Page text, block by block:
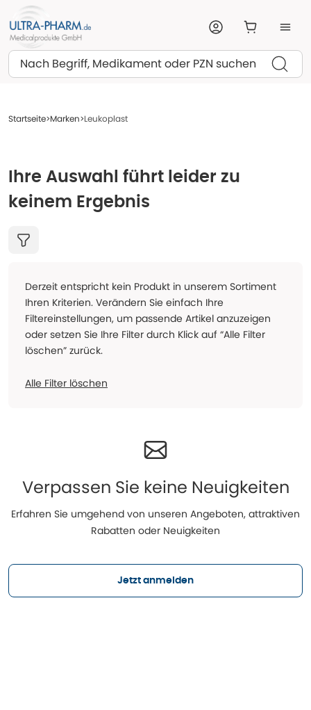
Suchen
Startseite Marken Leukoplast
Ihre Auswahl führt leider zu
keinem Ergebnis
Derzeit entspricht kein Produkt in unserem Sortiment
Ihren Kriterien. Verändern Sie einfach Ihre
Filtereinstellungen, um passende Artikel anzuzeigen
oder setzen Sie Ihre Filter durch Klick auf “Alle Filter
löschen” zurück.
Alle Filter löschen
Verpassen Sie keine Neuigkeiten
Erfahren Sie umgehend von unseren Angeboten, attraktiven
Rabatten oder Neuigkeiten
Jetzt anmelden